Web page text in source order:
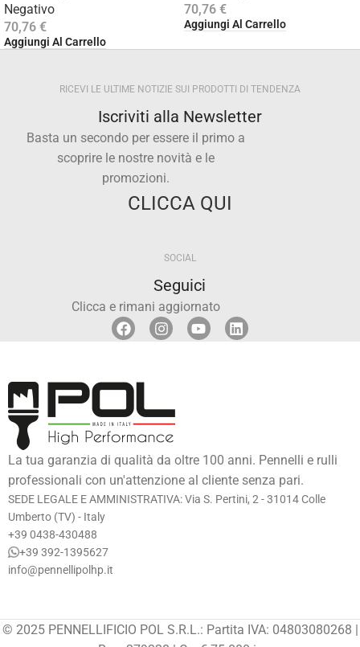
Negativo
70,76 €
Aggiungi Al Carrello
70,76 €
Aggiungi Al Carrello
RICEVI LE ULTIME NOTIZIE SUI PRODOTTI DI TENDENZA
Iscriviti alla Newsletter
Basta un secondo per essere il primo a
scoprire le nostre novità e le
promozioni.
CLICCA QUI
SOCIAL
Seguici
Clicca e rimani aggiornato
La tua garanzia di qualità da oltre 100 anni. Pennelli e rulli
professionali con un'attenzione al cliente senza pari.
SEDE LEGALE E AMMINISTRATIVA: Via S. Pertini, 2 - 31014 Colle
Umberto (TV) - Italy
+39 0438-430488
+39 392-1395627
info@pennellipolhp.it
© 2025 PENNELLIFICIO POL S.R.L.: Partita IVA: 04803080268 |